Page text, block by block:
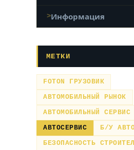
Информация
МЕТКИ
FOTON ГРУЗОВИК
АВТОМОБИЛЬНЫЙ РЫНОК
АВТОМОБИЛЬНЫЙ СЕРВИС
АВТОСЕРВИС
Б/У
БЕЗОПАСНОСТЬ